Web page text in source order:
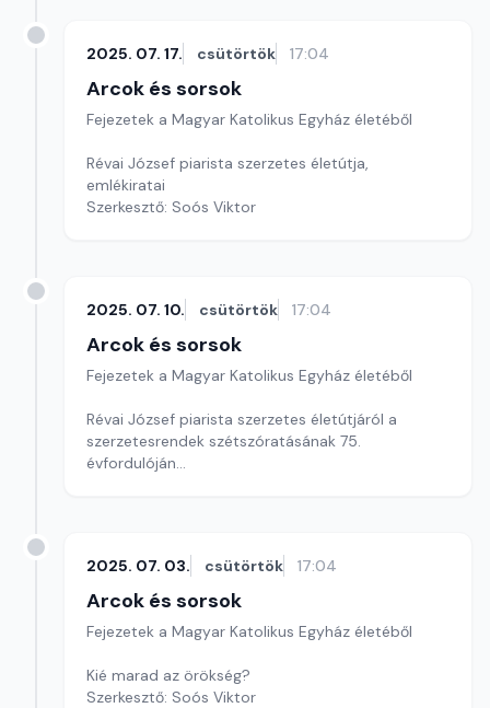
2025. 07. 17. csütörtök 17:04
Arcok és sorsok
Fejezetek a Magyar Katolikus Egyház életéből
Révai József piarista szerzetes életútja,
emlékiratai
Szerkesztő: Soós Viktor
2025. 07. 10. csütörtök 17:04
Arcok és sorsok
Fejezetek a Magyar Katolikus Egyház életéből
Révai József piarista szerzetes életútjáról a
szerzetesrendek szétszóratásának 75.
évfordulóján
2025. 07. 03. csütörtök 17:04
Arcok és sorsok
Fejezetek a Magyar Katolikus Egyház életéből
Kié marad az örökség?
Szerkesztő: Soós Viktor